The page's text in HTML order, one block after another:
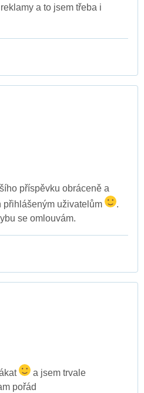
a to jsem třeba i
příspěvku obráceně a
přihlášeným uživatelům
.
se omlouvám.
a jsem trvale
pořád